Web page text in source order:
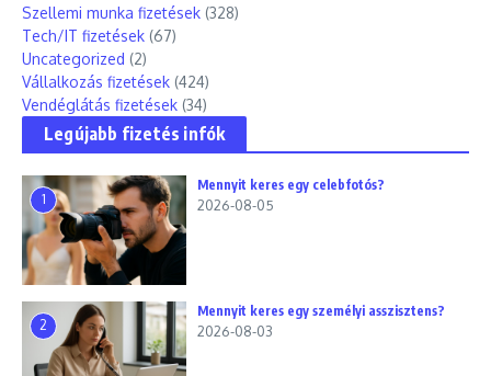
Szellemi munka fizetések (328)
Tech/IT fizetések (67)
Uncategorized (2)
Vállalkozás fizetések (424)
Vendéglátás fizetések (34)
Legújabb fizetés infók
1
Mennyit keres egy celebfotós?
2026-08-05
2
Mennyit keres egy személyi asszisztens?
2026-08-03